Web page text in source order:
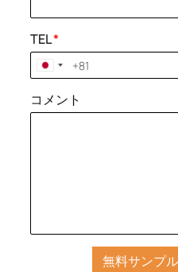
TEL*
コメント